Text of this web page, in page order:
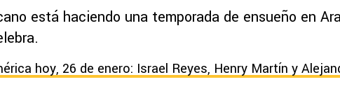
está haciendo una temporada de ensueño en
hoy, 26 de enero: Israel Reyes, Henry Martín y